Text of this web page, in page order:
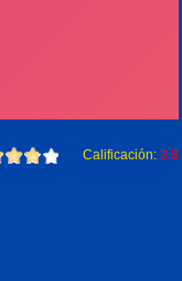
Calificación: 3.8